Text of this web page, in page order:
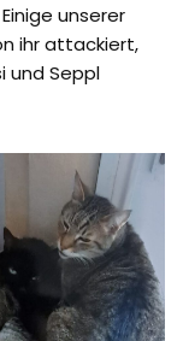
unserer
ihr attackiert,
und Seppl